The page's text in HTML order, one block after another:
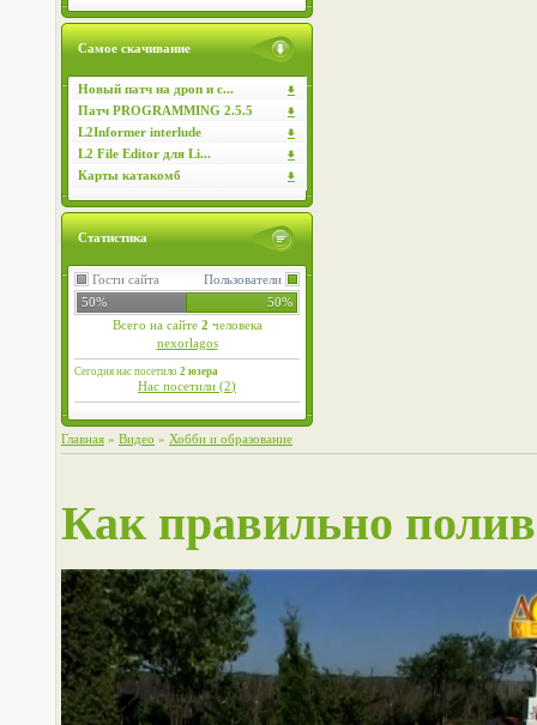
Самое скачивание
Новый патч на дроп и с...
Патч PROGRAMMING 2.5.5
L2Informer interlude
L2 File Editor для Li...
Карты катакомб
Статистика
Пользователи
Гости сайта
50%
50%
Всего на сайте 2 человека
nexorlagos
Сегодня нас посетило 2 юзера
Нас посетили (2)
Главная » Видео » Хобби и образование
Как правильно